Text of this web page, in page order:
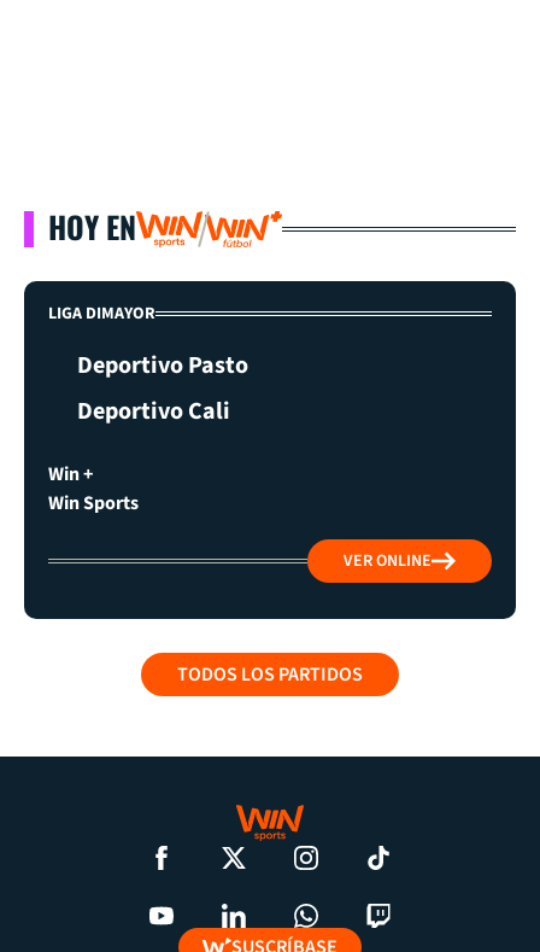
HOY EN
LIGA DIMAYOR
Deportivo Pasto
Deportivo Cali
Win +
Win Sports
VER ONLINE
TODOS LOS PARTIDOS